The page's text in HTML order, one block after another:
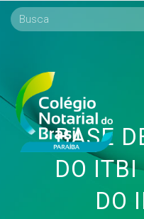
BASE
DO ITBI
DO